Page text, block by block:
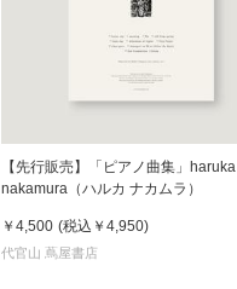
【先行販売】「ピアノ曲集」haruka
nakamura（ハルカ ナカムラ）
￥4,500 (税込 ￥4,950)
代官山 蔦屋書店